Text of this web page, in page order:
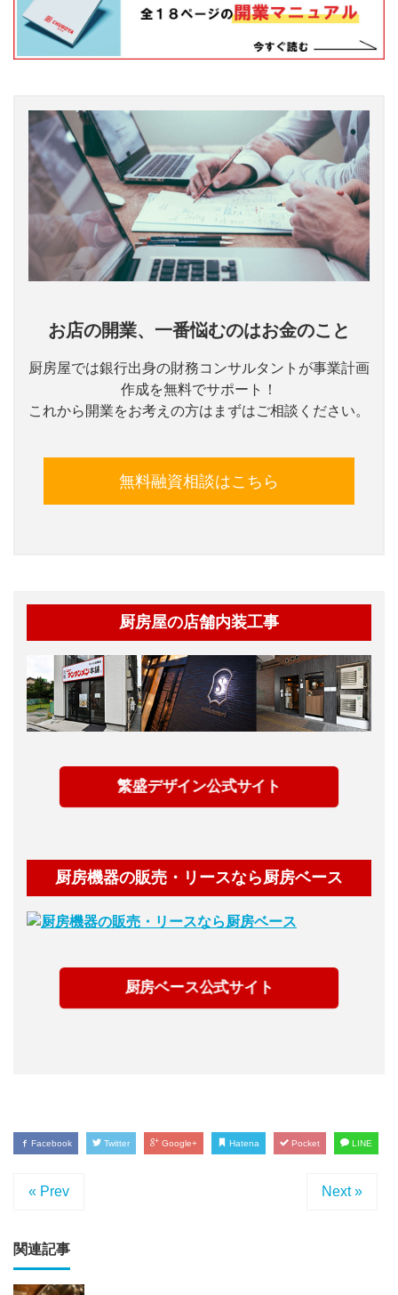
お店の開業、一番悩むのはお金のこと
厨房屋では銀行出身の財務コンサルタントが事業計画
作成を無料でサポート！
これから開業をお考えの方はまずはご相談ください。
無料融資相談はこちら
厨房屋の店舗内装工事
繁盛デザイン公式サイト
厨房機器の販売・リースなら厨房ベース
厨房ベース公式サイト
Facebook Twitter Google+ Hatena Pocket LINE
« Prev Next »
関連記事